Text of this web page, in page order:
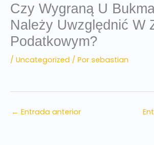
Czy Wygraną U
Należy Uwzględnić W
Podatkowym?
/ Uncategorized / Por sebastian
← Entrada anterior